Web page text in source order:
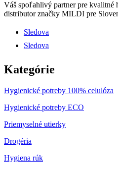
Váš spoľahlivý partner pre kvalitné
distributor značky MILDI pre
Sledova
Sledova
Kategórie
Hygienické potreby 100% celulóza
Hygienické potreby ECO
Priemyselné utierky
Drogéria
Hygiena rúk